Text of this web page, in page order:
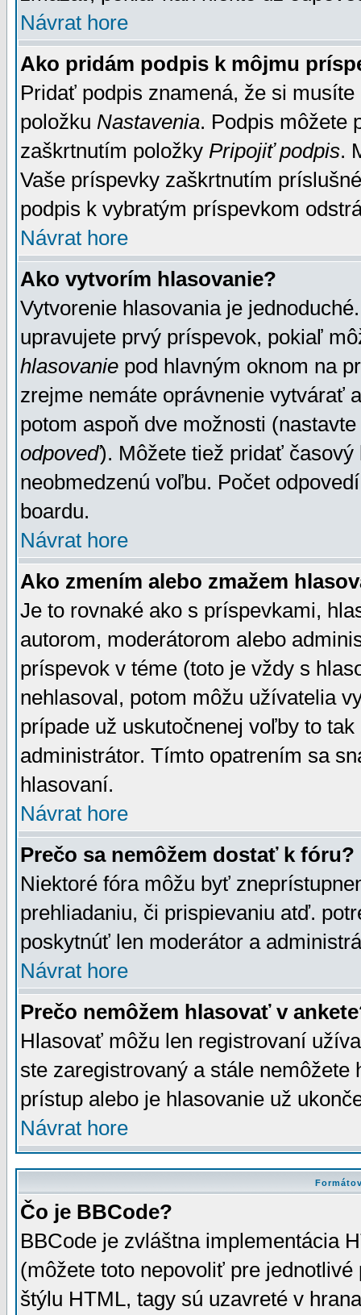
Návrat hore
Ako pridám podpis k môjmu
Pridať podpis znamená, že si
položku Nastavenia. Podpis môžete
zaškrtnutím položky Pripojiť podpis.
Vaše príspevky zaškrtnutím
podpis k vybratým príspevkom
Návrat hore
Ako vytvorím hlasovanie?
Vytvorenie hlasovania je
upravujete prvý príspevok, pokiaľ
hlasovanie pod hlavným oknom na
zrejme nemáte oprávnenie vytvárať
potom aspoň dve možnosti
odpoveď). Môžete tiež pridať
neobmedzenú voľbu. Počet
boardu.
Návrat hore
Ako zmením alebo zmažem
Je to rovnaké ako s príspevkami,
autorom, moderátorom alebo
príspevok v téme (toto je vždy s
nehlasoval, potom môžu užívatelia
prípade už uskutočnenej voľby to
administrátor. Tímto opatrením sa
hlasovaní.
Návrat hore
Prečo sa nemôžem dostať k fóru?
Niektoré fóra môžu byť
prehliadaniu, či prispievaniu atď.
poskytnúť len moderátor a
Návrat hore
Prečo nemôžem hlasovať v
Hlasovať môžu len registrovaní
ste zaregistrovaný a stále
prístup alebo je hlasovanie už
Návrat hore
Čo je BBCode?
BBCode je zvláštna implementácia
(môžete toto nepovoliť pre
štýlu HTML, tagy sú uzavreté v